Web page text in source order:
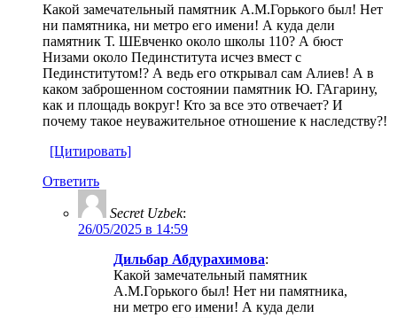
Какой замечательный памятник А.М.Горького был! Нет
ни памятника, ни метро его имени! А куда дели
памятник Т. ШЕвченко около школы 110? А бюст
Низами около Пединститута исчез вмест с
Пединститутом!? А ведь его открывал сам Алиев! А в
каком заброшенном состоянии памятник Ю. ГАгарину,
как и площадь вокруг! Кто за все это отвечает? И
почему такое неуважительное отношение к наследству?!
[Цитировать]
Ответить
Secret Uzbek:
26/05/2025 в 14:59
Дильбар Абдурахимова:
Какой замечательный памятник
А.М.Горького был! Нет ни памятника,
ни метро его имени! А куда дели